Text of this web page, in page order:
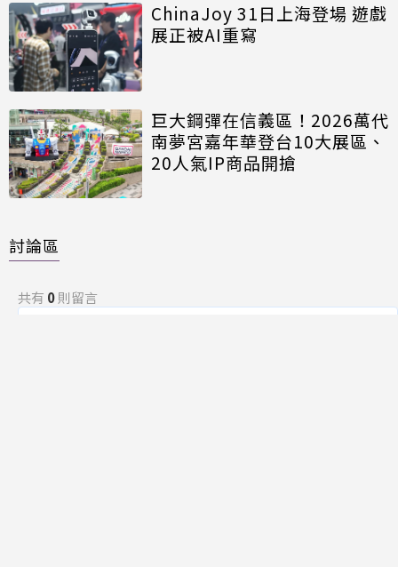
ChinaJoy 31日上海登場 遊戲
展正被AI重寫
巨大鋼彈在信義區！2026萬代
南夢宮嘉年華登台10大展區、
20人氣IP商品開搶
討論區
共有 0則留言